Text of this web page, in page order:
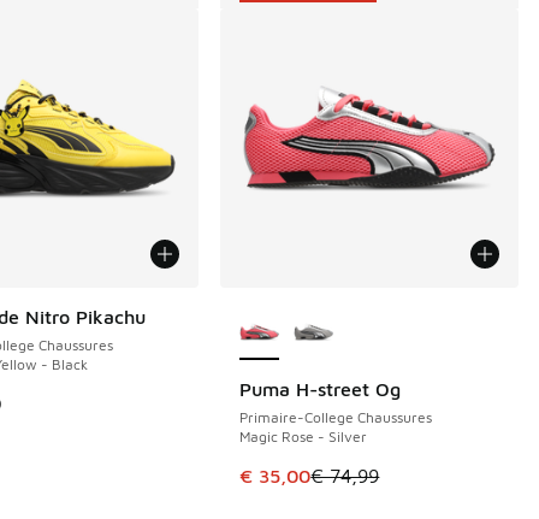
€ 84,99 à € 60,00
Nitro Pikachu
Chaussures
- Black
Puma H-street Og
Primaire-College Chaussures
Magic Rose - Silver
Cet article est en promotion.
€ 35,00€ 74,99
ÉCONOMISE 39 €